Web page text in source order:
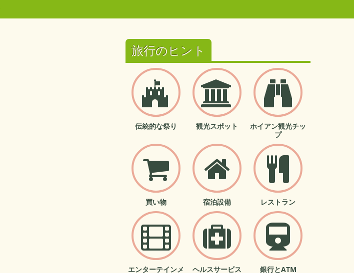
旅行のヒント
伝統的な祭り 観光スポット
ホイアン観光チッ
プ
買い物 宿泊設備 レストラン
エンターテインメ ヘルスサービス 銀行とATM